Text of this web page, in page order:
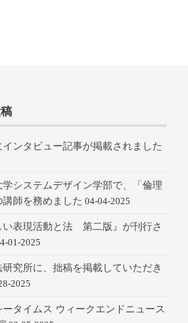
ンタビュー記事が掲載されました
学システムデザイン学部で、「倫理
師を務めました 04-04-2025
い表現活動と法 第二版』が刊行さ
01-2025
究所に、拙稿を掲載していただき
2025
タイムス ウィークエンドニュース